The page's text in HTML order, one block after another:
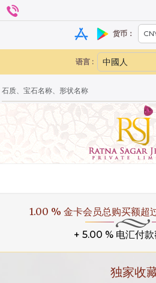
货币：
语言 :
1.00 % 金卡会员总购买额超
+ 5.00 % 电汇付
独家收